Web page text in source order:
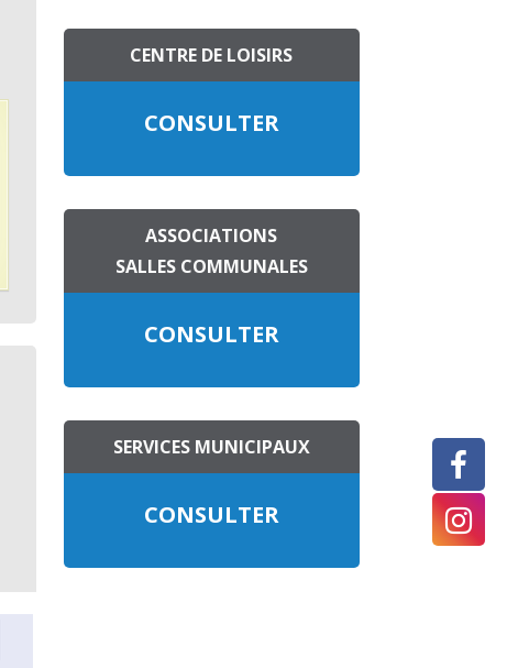
CENTRE DE LOISIRS
CONSULTER
ASSOCIATIONS
SALLES COMMUNALES
CONSULTER
SERVICES MUNICIPAUX
CONSULTER